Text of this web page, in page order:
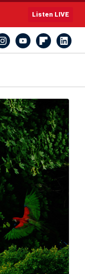
Listen LIVE